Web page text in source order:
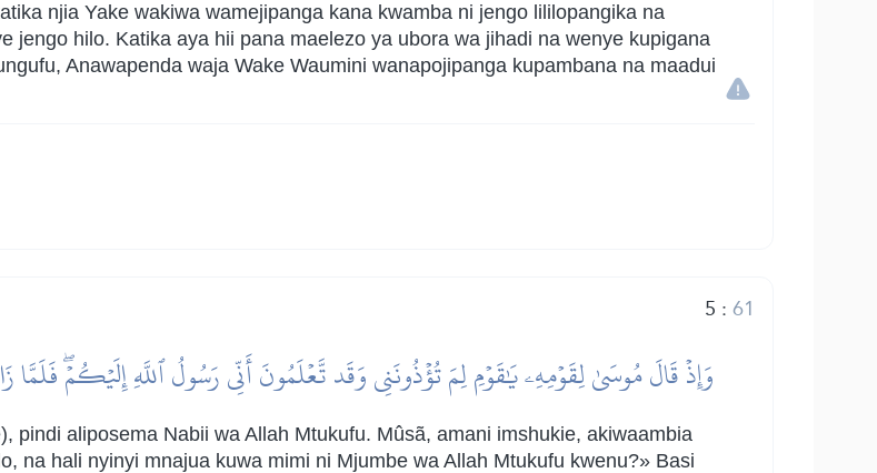
njia Yake wakiwa wamejipanga kana kwamba ni jengo lililopangika na
jengo hilo. Katika aya hii pana maelezo ya ubora wa jihadi na wenye kupigana
Anawapenda waja Wake Waumini wanapojipanga kupambana na maadui
5 :61
وَإِذۡ قَالَ مُوسَىٰ لِقَوۡمِهِۦ يَٰقَوۡمِ لِمَ تُؤۡذُونَنِي وَقَد تَّعۡلَمُونَ أَنِّي رَسُولُ ٱللَّهِ إِلَيۡكُمۡۖ فَلَمَّا
pindi aliposema Nabii wa Allah Mtukufu. Mûsã, amani imshukie, akiwaambia
na hali nyinyi mnajua kuwa mimi ni Mjumbe wa Allah Mtukufu kwenu?» Basi